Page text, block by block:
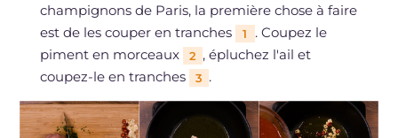
champignons de Paris, la première chose à faire
est de les couper en tranches
1
. Coupez le
piment en morceaux
2 , épluchez l'ail et
coupez-le en tranches
3 .